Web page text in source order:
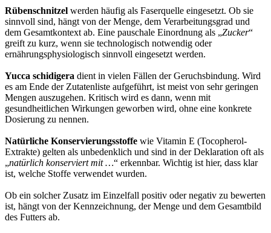
Rübenschnitzel werden häufig als Faserquelle eingesetzt. Ob sie
sinnvoll sind, hängt von der Menge, dem Verarbeitungsgrad und
dem Gesamtkontext ab. Eine pauschale Einordnung als „Zucker“
greift zu kurz, wenn sie technologisch notwendig oder
ernährungsphysiologisch sinnvoll eingesetzt werden.
Yucca schidigera dient in vielen Fällen der Geruchsbindung. Wird
es am Ende der Zutatenliste aufgeführt, ist meist von sehr geringen
Mengen auszugehen. Kritisch wird es dann, wenn mit
gesundheitlichen Wirkungen geworben wird, ohne eine konkrete
Dosierung zu nennen.
Natürliche Konservierungsstoffe wie Vitamin E (Tocopherol-
Extrakte) gelten als unbedenklich und sind in der Deklaration oft als
„natürlich konserviert mit …“ erkennbar. Wichtig ist hier, dass klar
ist, welche Stoffe verwendet wurden.
Ob ein solcher Zusatz im Einzelfall positiv oder negativ zu bewerten
ist, hängt von der Kennzeichnung, der Menge und dem Gesamtbild
des Futters ab.